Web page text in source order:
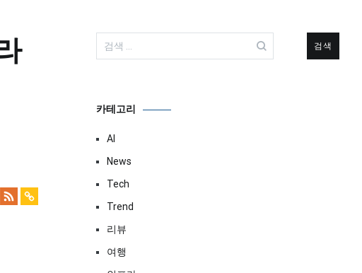
색:
카테고리
AI
News
Tech
Trend
리뷰
여행